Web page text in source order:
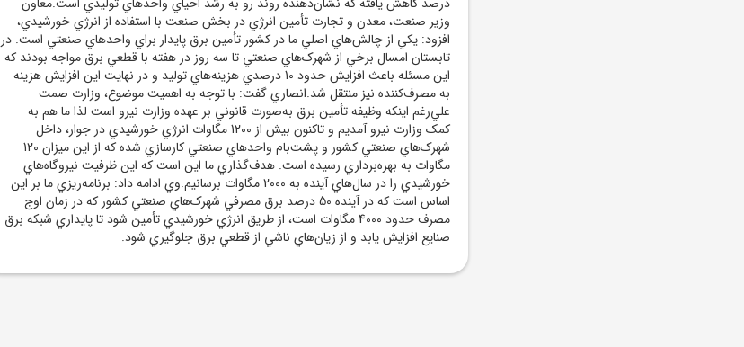
وزير صنعت، معدن و تجارت تأمين انرژي در بخش صنعت با استفاده از انرژي خورشيدي،
افزود: يکي از چالش‌هاي اصلي ما در کشور تأمين برق پايدار براي واحدهاي صنعتي است. در
تابستان امسال برخي از شهرک‌هاي صنعتي تا سه روز در هفته با قطعي برق مواجه بودند که
اين مسئله باعث افزايش حدود 10 درصدي هزينه‌هاي توليد و در نهايت اين افزايش هزينه
به مصرف‌کننده نيز منتقل شد.انصاري گفت: با توجه به اهميت موضوع، وزارت صمت
علي‌رغم اينکه وظيفه تأمين برق به‌صورت قانوني بر عهده وزارت نيرو است لذا ما هم به
کمک وزارت نيرو آمديم و تاکنون بيش از 1200 مگاوات انرژي خورشيدي در جوار، داخل
شهرک‌هاي صنعتي کشور و پشت‌بام واحدهاي صنعتي کارسازي شده که از اين ميزان 120
مگاوات به بهره‌برداري رسيده است. هدف‌گذاري ما اين است که اين ظرفيت نيروگاه‌هاي
خورشيدي را در سال‌هاي آينده به 2000 مگاوات برسانيم.وي ادامه داد: برنامه‌ريزي ما بر اين
اساس است که در آينده 50 درصد برق مصرفي شهرک‌هاي صنعتي کشور که در زمان اوج
مصرف حدود 4000 مگاوات است، از طريق انرژي خورشيدي تأمين شود تا پايداري شبکه برق
صنايع افزايش يابد و از زيان‌هاي ناشي از قطعي برق جلوگيري شود.